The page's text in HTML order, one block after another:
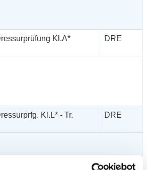
Kl.A* DRE
Kl.L* - Tr. DRE